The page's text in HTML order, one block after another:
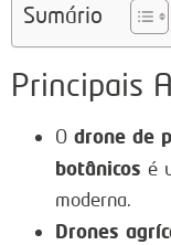
Sumário
Principais
O drone de
botânicos é
moderna.
Drones